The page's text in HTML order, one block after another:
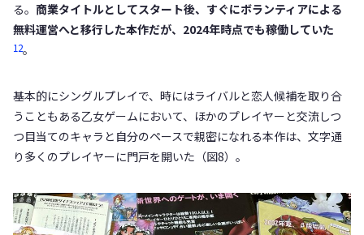
る。 商業タイトルとしてスタート後、すぐにボランティアによる
無料運営へと移行した本作だが、2024年時点でも稼働していた
12。
基本的にシングルプレイで、時にはライバルと恋人候補を取り合
うこともある乙女ゲームにおいて、ほかのプレイヤーと交流しつ
つ目当てのキャラと自分のペースで親密になれる本作は、文字通
り多くのプレイヤーに門戸を開いた（図8）。